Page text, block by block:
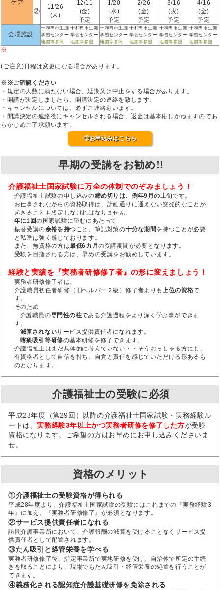
ケア
②
11/26
(木)
12/11
(金)
予定
1/20
(水)
予定
2/26
(金)
予定
3/16
(火)
予定
4/16
(金)
予定
会場施設
十和田市生涯
学習センター
地図等参照
十和田市生涯
学習センター
地図等参照
十和田市生涯
学習センター
地図等参照
十和田市生涯
学習センター
地図等参照
十和田市生涯
学習センター
地図等参照
十和田市生涯
学習センター
地図等参照
※
(ご注意)日程は変更になる場合があります。
※※ご確認ください
・規定の人数に満たない場合、延期又は中止をする場合があります。
・開講が決定しましたら、開講決定の連絡を致します。
・キャンセルについては、必ずご連絡願います。
・開講決定の連絡後にキャンセルされる場合、返金は基本応じかねますのであ
らかじめご了承願います。
◎お申込みはこちら
早期の受講をお勧め!!
介護福祉士国家試験に万全の体制でのぞみましょう！
介護福祉士試験の申し込みの締め切りは、例年9月の上旬です。
お仕事されながらの資格取得は、計画通りに通えない突発的なことが
起きることも想定しなければなりません。
年に1回の国家試験に望むにあたって
振替受講の余裕を持つこと、筆記対策の十分な期間を持つことが必要
と私達は強く感じております。
また、無資格の方は最低6カ月の受講期間が必要となります。
受験を目指される方は、早めの受講をお勧めしています。
経験と実績を『実務者研修修了者』の形に変えましょう！
実務者研修修了者は、
介護職員初任者研修（旧ヘルパー２級）修了者よりも上位の資格で
す。
そのため
介護職員の専門性の柱である介護過程をより深く学ぶ事ができま
す。
減算されないサービス提供責任者になれます。
喀痰吸引等研修の基本研修を修了できます。
介護福祉士はまだ具体的に考えていない・・そうおっしゃる方にも、
有資格者として自信を持ち、自覚と責任を感じていただける形あるも
のとなります。
介護福祉士の受験に必須
平成28年度（第29回）以降の介護福祉士国家試験・実務経験ル
ートは、実務経験3年以上かつ実務者研修を修了した方が受験
資格になります。ご希望の方はお早めにお申し込みくださいま
せ。
資格のメリット
①介護福祉士の受験資格が得られる
平成28年度より、介護福祉士国家試験の受験にはこれまでの『実務経験3
年』に加え、『実務者研修修了』が必須となります。
②サービス提供責任者になれる
訪問介護事業所において、介護報酬の減算を受けることなくサービス提
供責任者として配置されます。
③たん吸引と経管栄養を学べる
実務者研修修了後、指定事業所で実地研修を受け、自治体で所定の手続
きを取ることにより、現場でもたん吸引・経管栄養の処置を行うことが
できます。
④義務化される認知症介護基礎研修を免除される